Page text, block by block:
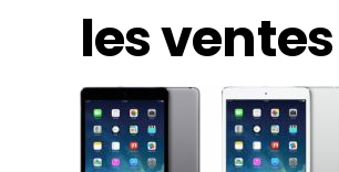
les